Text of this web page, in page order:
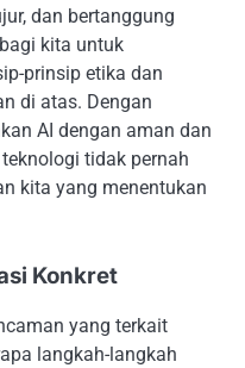
dan bertanggung
kita untuk
prinsip etika dan
di atas. Dengan
AI dengan aman dan
tidak pernah
kita yang menentukan
Konkret
yang terkait
langkah-langkah